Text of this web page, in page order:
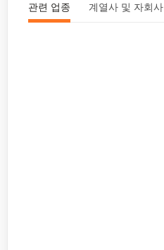
관련 업종 계열사 및 자회사